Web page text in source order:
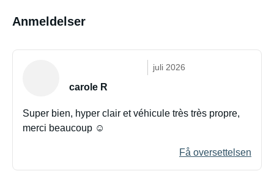
Anmeldelser
juli 2026
carole R
Super bien, hyper clair et véhicule très très propre,
merci beaucoup ☺️
Få oversettelsen